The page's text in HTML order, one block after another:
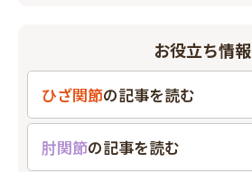
お役立ち情報
ひざ関節の記事を読む
肘関節の記事を読む